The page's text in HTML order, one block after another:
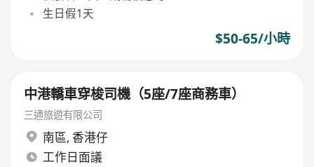
生日假1天
$50-65/小時
中港轎車穿梭司機（5座/7座商務車）
三通旅遊有限公司
南區, 香港仔
工作日面議